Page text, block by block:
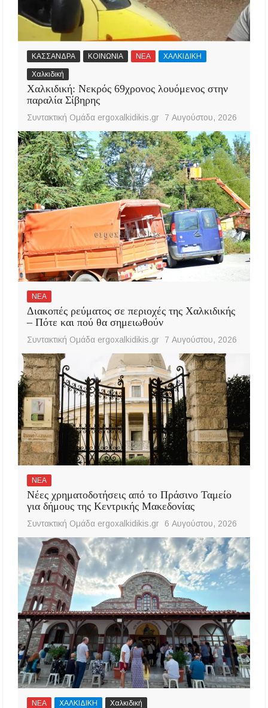
ΚΑΣΣΑΝΔΡΑ ΚΟΙΝΩΝΙΑ ΝΕΑ ΧΑΛΚΙΔΙΚΗ
Χαλκιδική
Χαλκιδική: Νεκρός 69χρονος λουόμενος στην
παραλία Σίβηρης
Συντακτική Ομάδα ergoxalkidikis.gr 7 Αυγούστου, 2026
ΝΕΑ
Διακοπές ρεύματος σε περιοχές της Χαλκιδικής
– Πότε και πού θα σημειωθούν
Συντακτική Ομάδα ergoxalkidikis.gr 7 Αυγούστου, 2026
ΝΕΑ
Νέες χρηματοδοτήσεις από το Πράσινο Ταμείο
για δήμους της Κεντρικής Μακεδονίας
Συντακτική Ομάδα ergoxalkidikis.gr 6 Αυγούστου, 2026
ΝΕΑ ΧΑΛΚΙΔΙΚΗ Χαλκιδική